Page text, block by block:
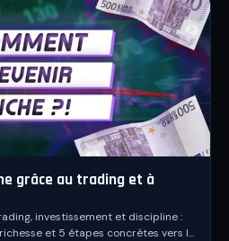
grâce au trading et à
investissement et discipline :
et 5 étapes concrètes vers la